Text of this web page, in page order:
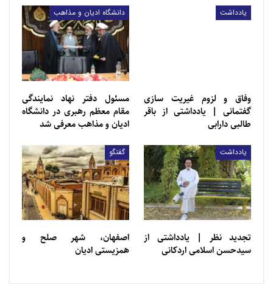
یادداشت
وفاق و لزوم غیریت سازی
گفتمانی | یادداشتی از باقر
طالبی دارابی
دانشگاه ادیان و مذاهب
مسئول دفتر نهاد نمایندگی
مقام معظم رهبری در دانشگاه
ادیان و مذاهب معرفی شد
یادداشت
تجديد ‌‌نظر | یادداشتی از
سيدحسن اسلامی اردكانی
گفتگو
اصفهان، شهر صلح و
همزیستی ادیان